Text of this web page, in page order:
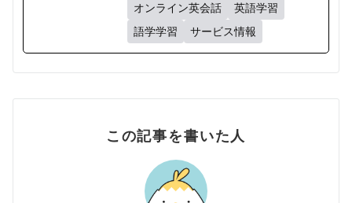
オンライン英会話
英語学習
語学学習
サービス情報
この記事を書いた人